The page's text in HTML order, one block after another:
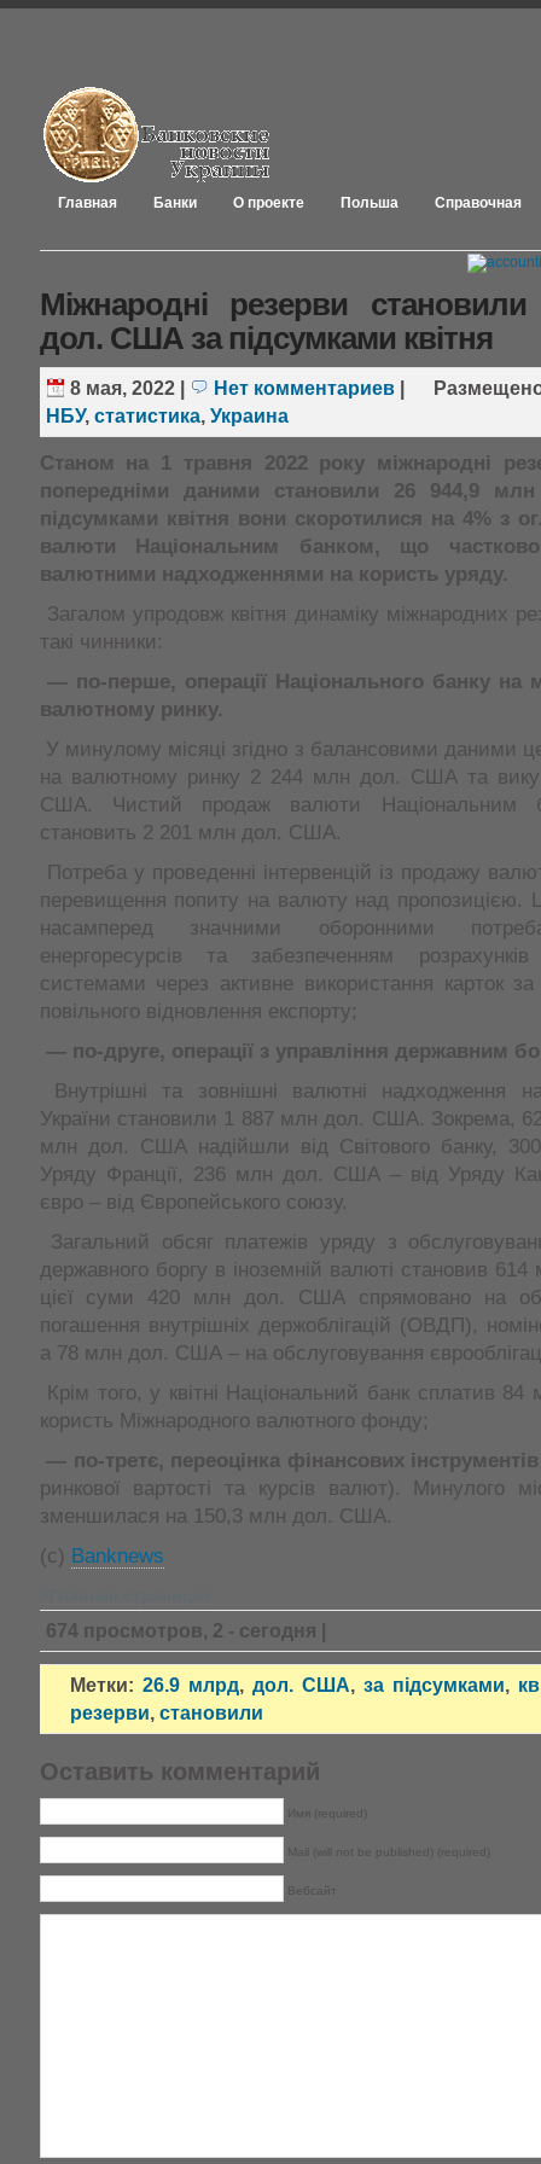
Главная Банки О проекте Польша Справочная
Міжнародні резерви
дол. США за підсумками квітня
8 мая, 2022| Нет комментариев
НБУ, статистика, Украина
Станом на 1 травня 2022 року міжнародні
попередніми даними становили 26 944,9
підсумками квітня вони скоротилися на 4% з
валюти Національним банком, що
валютними надходженнями на користь уряду.
Загалом упродовж квітня динаміку міжнародних
такі чинники:
— по-перше, операції Національного банку на
валютному ринку.
У минулому місяці згідно з балансовими даними
на валютному ринку 2 244 млн дол. США та
США. Чистий продаж валюти Національним
становить 2 201 млн дол. США.
Потреба у проведенні інтервенцій із продажу
перевищення попиту на валюту над пропозицією.
насамперед значними оборонними
енергоресурсів та забезпеченням
системами через активне використання карток
повільного відновлення експорту;
— по-друге, операції з управління державним
Внутрішні та зовнішні валютні надходження
України становили 1 887 млн дол. США. Зокрема,
млн дол. США надійшли від Світового банку,
Уряду Франції, 236 млн дол. США – від Уряду
євро – від Європейського союзу.
Загальний обсяг платежів уряду з
державного боргу в іноземній валюті становив
цієї суми 420 млн дол. США спрямовано на
погашення внутрішніх держоблігацій (ОВДП),
а 78 млн дол. США – на обслуговування
Крім того, у квітні Національний банк сплатив
користь Міжнародного валютного фонду;
— по-третє, переоцінка фінансових інструментів
ринкової вартості та курсів валют). Минулого
зменшилася на 150,3 млн дол. США.
(c) Banknews
674 просмотров, 2 - сегодня |
Метки: 26.9 млрд, дол. США, за підсумками,
резерви, становили
Оставить комментарий
Имя (required)
Mail (will not be published) (required)
Вебсайт